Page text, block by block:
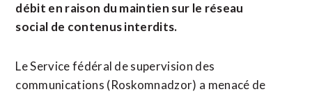
débit en raison du maintien sur le réseau
social de contenus interdits.
Le Service fédéral de supervision des
communications (Roskomnadzor) a menacé de